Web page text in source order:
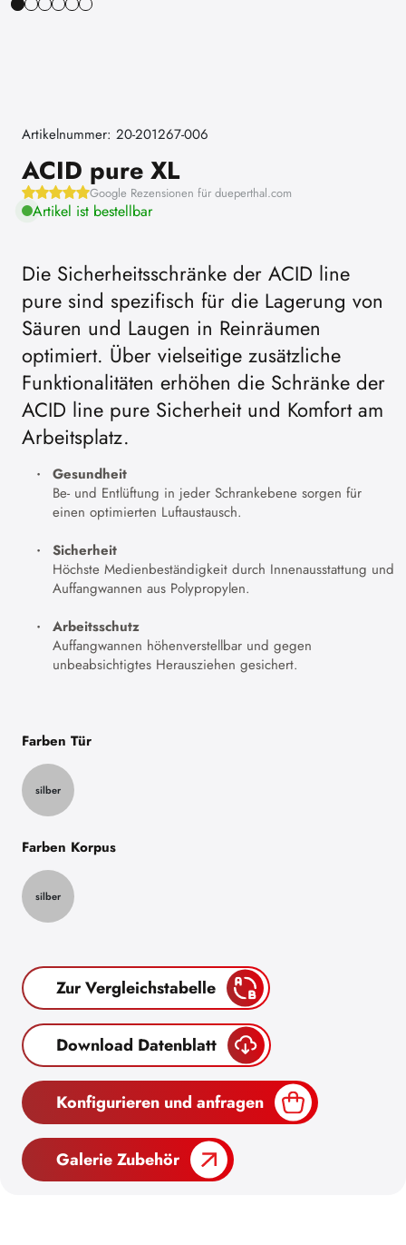
Artikelnummer: 20-201267-006
ACID pure XL
Google Rezensionen für dueperthal.com
Artikel ist bestellbar
Die Sicherheitsschränke der ACID line
pure sind spezifisch für die Lagerung von
Säuren und Laugen in Reinräumen
optimiert. Über vielseitige zusätzliche
Funktionalitäten erhöhen die Schränke der
ACID line pure Sicherheit und Komfort am
Arbeitsplatz.
Gesundheit
Be- und Entlüftung in jeder Schrankebene sorgen für
einen optimierten Luftaustausch.
Sicherheit
Höchste Medienbeständigkeit durch Innenausstattung und
Auffangwannen aus Polypropylen.
Arbeitsschutz
Auffangwannen höhenverstellbar und gegen
unbeabsichtigtes Herausziehen gesichert.
Farben Tür
silber
Farben Korpus
silber
Zur Vergleichstabelle
Download Datenblatt
Konfigurieren und anfragen
Galerie Zubehör